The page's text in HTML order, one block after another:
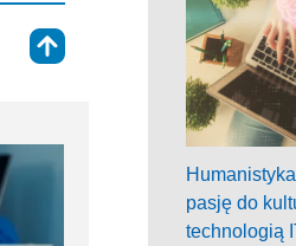
pasję do
technologią